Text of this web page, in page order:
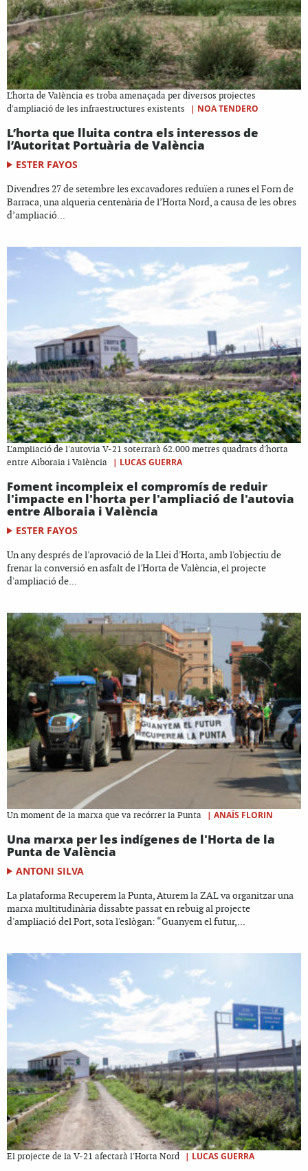
L'horta de València es troba amenaçada per diversos projectes
d'ampliació de les infraestructures existents
| NOA TENDERO
L’horta que lluita contra els interessos de
l’Autoritat Portuària de València
ESTER FAYOS
Divendres 27 de setembre les excavadores reduïen a runes el Forn de
Barraca, una alqueria centenària de l’Horta Nord, a causa de les obres
d’ampliació...
L'ampliació de l'autovia V-21 soterrarà 62.000 metres quadrats d'horta
entre Alboraia i València
| LUCAS GUERRA
Foment incompleix el compromís de reduir
l'impacte en l'horta per l'ampliació de l'autovia
entre Alboraia i València
ESTER FAYOS
Un any després de l'aprovació de la Llei d'Horta, amb l'objectiu de
frenar la conversió en asfalt de l'Horta de València, el projecte
d'ampliació de...
Un moment de la marxa que va recórrer la Punta | ANAÏS FLORIN
Una marxa per les indígenes de l'Horta de la
Punta de València
ANTONI SILVA
La plataforma Recuperem la Punta, Aturem la ZAL va organitzar una
marxa multitudinària dissabte passat en rebuig al projecte
d'ampliació del Port, sota l'eslògan: “Guanyem el futur,...
El projecte de la V-21 afectarà l'Horta Nord | LUCAS GUERRA